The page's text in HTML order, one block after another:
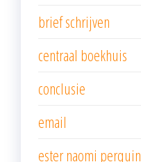
brief schrijven
centraal boekhuis
conclusie
email
ester naomi perquin